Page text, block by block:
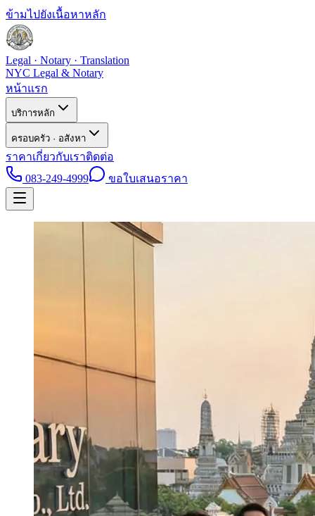
ข้ามไปยังเนื้อหาหลัก
Legal · Notary · Translation
NYC Legal & Notary
หน้าแรก
บริการหลัก
ครอบครัว · อสังหา
ราคาเกี่ยวกับเราติดต่อ
083-249-4999
ขอใบเสนอราคา